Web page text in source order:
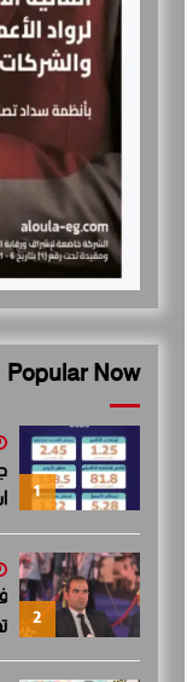
Popular Now
1
2